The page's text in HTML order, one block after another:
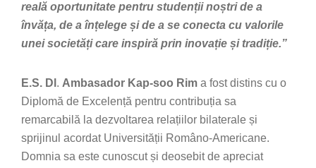
reală oportunitate pentru studenții noștri de a
învăța, de a înțelege și de a se conecta cu valorile
unei societăți care inspiră prin inovație și tradiție.”
E.S. Dl . Ambasador Kap-soo Rim a fost distins cu o
Diplomă de Excelență pentru contribuția sa
remarcabilă la dezvoltarea relațiilor bilaterale și
sprijinul acordat Universității Româno-Americane.
Domnia sa este cunoscut și deosebit de apreciat